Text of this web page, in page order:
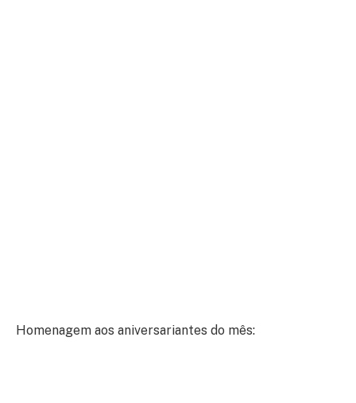
Homenagem aos aniversariantes do mês: